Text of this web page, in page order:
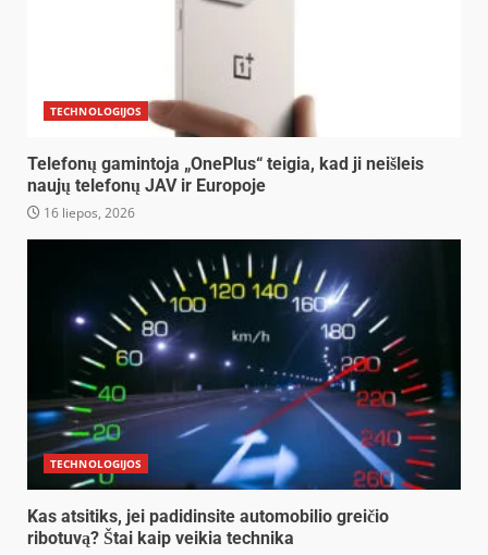
TECHNOLOGIJOS
Telefonų gamintoja „OnePlus“ teigia, kad ji neišleis
naujų telefonų JAV ir Europoje
16 liepos, 2026
TECHNOLOGIJOS
Kas atsitiks, jei padidinsite automobilio greičio
ribotuvą? Štai kaip veikia technika